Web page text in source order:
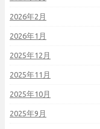
2026年2月
2026年1月
2025年12月
2025年11月
2025年10月
2025年9月